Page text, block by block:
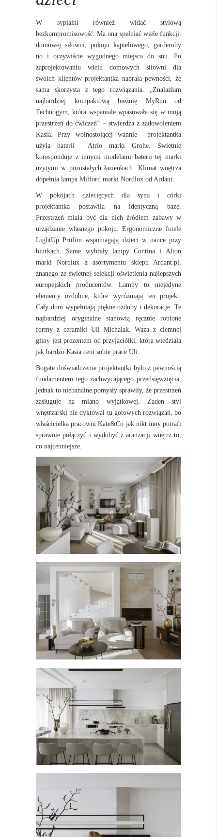
W sypialni również widać stylową
bezkompromisowość. Ma ona spełniać wiele funkcji:
domowej siłowni, pokoju kąpielowego, garderoby
no i oczywiście wygodnego miejsca
do snu. Po
zaprojektowaniu wielu domowych siłowni dla
swoich klientów projektantka nabrała pewności, że
sama skorzysta z tego rozwiązania. „Znalazłam
najbardziej kompaktową bieżnię MyRun od
Technogym, która wspaniale wpasowała się w moją
przestrzeń do ćwiczeń” – stwierdza z zadowoleniem
Kasia. Przy wolnostojącej wannie
projektantka
użyła baterii
Atrio marki Grohe. Świetnie
koresponduje z innymi modelami baterii tej marki
użytymi w pozostałych łazienkach. Klimat wnętrza
dopełnia lampa Milford marki Nordlux od Ardant.
W pokojach dziecięcych dla syna i córki
projektantka postawiła na identyczną bazę.
Przestrzeń miała być dla nich źródłem zabawy w
urządzanie własnego pokoju. Ergonomiczne fotele
LightUp Profim wspomagają dzieci w nauce przy
biurkach. Same wybrały lampy Contina i Alton
marki Nordlux
z asortymentu sklepu Ardant.pl,
znanego ze świetnej selekcji oświetlenia najlepszych
europejskich producentów. Lampy to niejedyne
elementy ozdobne, które wyróżniają ten projekt.
Cały dom wypełniają piękne ozdoby i dekoracje. Te
najbardziej oryginalne stanowią ręcznie robione
formy z ceramiki Uli Michalak. Waza z ciemnej
gliny jest prezentem od przyjaciółki, która wiedziała
jak bardzo Kasia ceni sobie prace Uli.
Bogate doświadczenie projektantki było z pewnością
fundamentem tego zachwycającego przedsięwzięcia,
jednak to niebanalne pomysły sprawiły, że przestrzeń
zasługuje na miano wyjątkowej. Żaden styl
wnętrzarski nie dyktował tu gotowych rozwiązań, bo
właścicielka pracowni Kate&Co jak nikt inny potrafi
sprawnie połączyć i wydobyć z aranżacji wnętrz to,
co najcenniejsze.